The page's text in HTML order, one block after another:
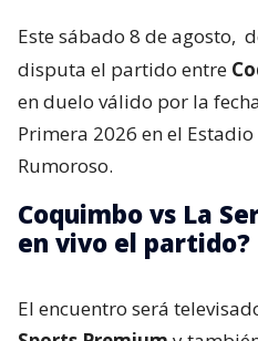
Este sábado 8 de agosto,
disputa el partido entre
en duelo válido por la
Primera 2026 en el Estadio
Rumoroso.
Coquimbo vs La
en vivo el partido?
El encuentro será